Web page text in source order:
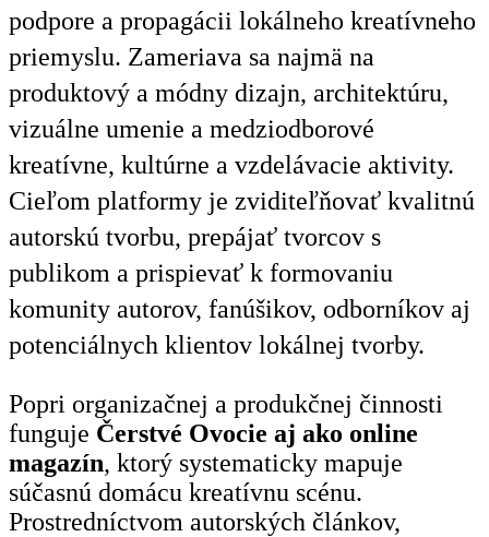
podpore a propagácii lokálneho kreatívneho
priemyslu. Zameriava sa najmä na
produktový a módny dizajn, architektúru,
vizuálne umenie a medziodborové
kreatívne, kultúrne a vzdelávacie aktivity.
Cieľom platformy je zviditeľňovať kvalitnú
autorskú tvorbu, prepájať tvorcov s
publikom a prispievať k formovaniu
komunity autorov, fanúšikov, odborníkov aj
potenciálnych klientov lokálnej tvorby.
Popri organizačnej a produkčnej činnosti
funguje Čerstvé Ovocie aj ako online
magazín, ktorý systematicky mapuje
súčasnú domácu kreatívnu scénu.
Prostredníctvom autorských článkov,